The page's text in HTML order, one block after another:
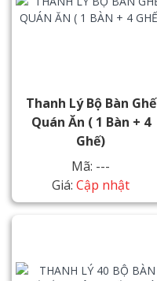
Thanh Lý Bộ Bàn Ghế
Quán Ăn ( 1 Bàn + 4
Ghế)
Mã: ---
Giá: Cập nhật